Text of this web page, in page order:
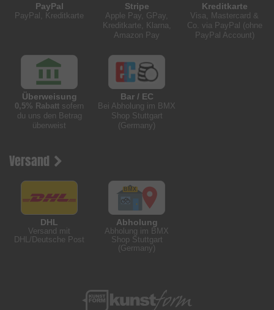
PayPal
PayPal, Kreditkarte
Stripe
Apple Pay, GPay,
Kreditkarte, Klarna,
Amazon Pay
Kreditkarte
Visa, Mastercard &
Co. via PayPal (ohne
PayPal Account)
Überweisung
0,5% Rabatt sofern
du uns den Betrag
überweist
Bar / EC
Bei Abholung im BMX
Shop Stuttgart
(Germany)
Versand
DHL
Versand mit
DHL/Deutsche Post
Abholung
Abholung im BMX
Shop Stuttgart
(Germany)